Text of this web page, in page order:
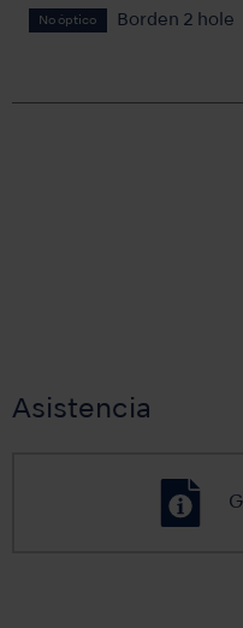
No óptico Borden 2 hole
Asistencia